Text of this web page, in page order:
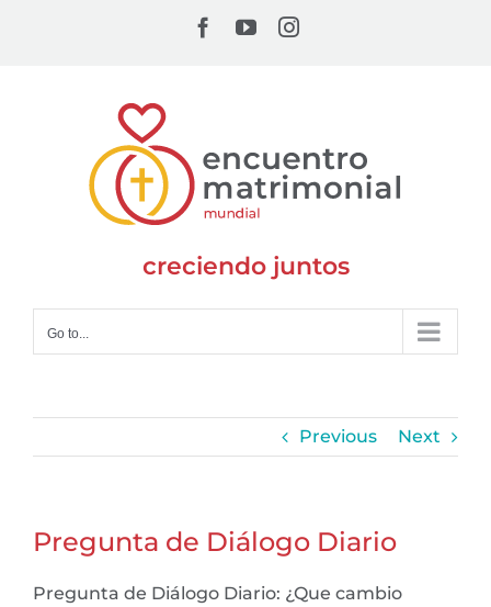
Facebook
YouTubeInstagram
creciendo juntos
Go to...
Previous Next
Pregunta de Diálogo Diario
Pregunta de Diálogo Diario: ¿Que cambio